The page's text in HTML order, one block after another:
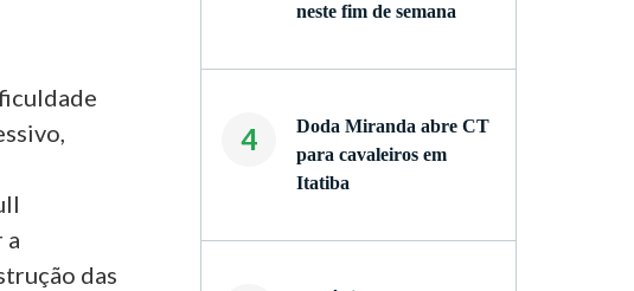
a
das
neste fim de semana
4
Doda Miranda abre CT
para cavaleiros em
Itatiba